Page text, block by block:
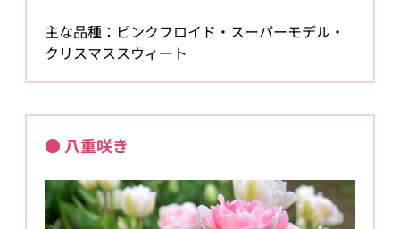
主な品種：ピンクフロイド・スーパーモデル・
クリスマススウィート
● 八重咲き